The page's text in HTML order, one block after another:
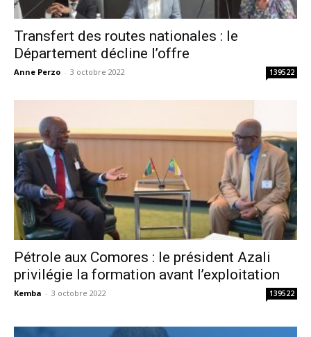
Transfert des routes nationales : le
Département décline l’offre
Anne Perzo - 3 octobre 2022 139522
Pétrole aux Comores : le président Azali
privilégie la formation avant l’exploitation
Kemba - 3 octobre 2022 139522